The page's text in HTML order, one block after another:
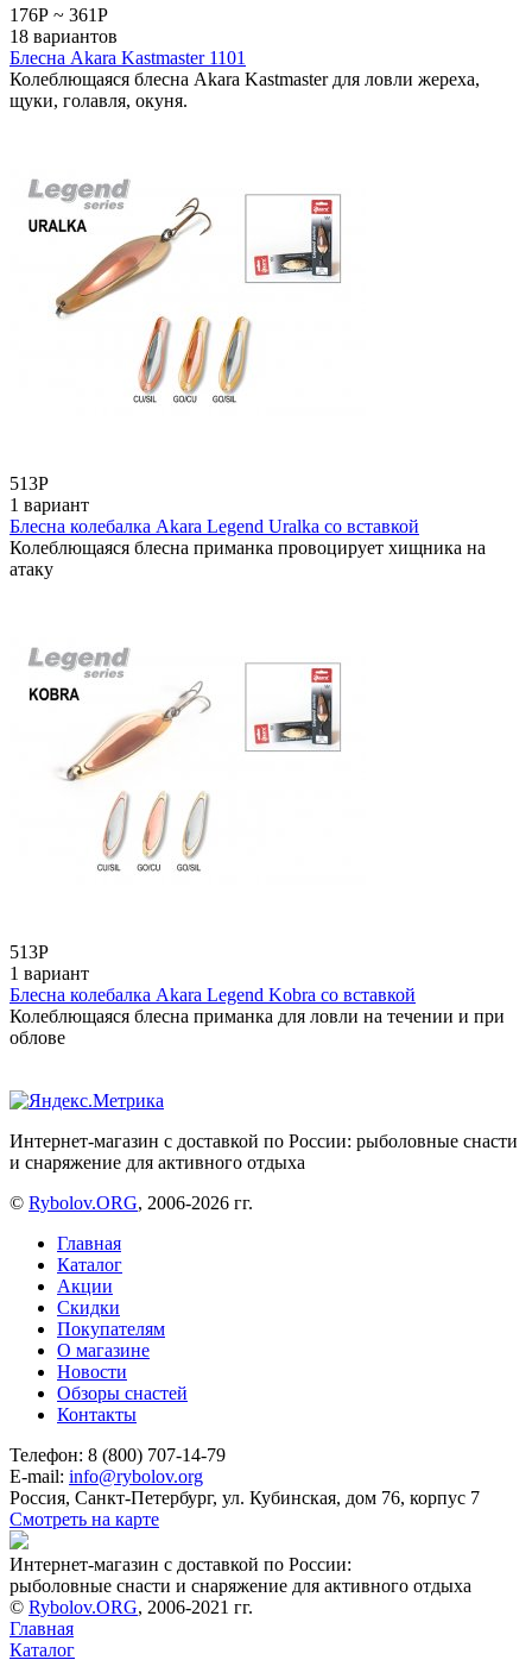
176Р ~ 361Р
18 вариантов
Блесна Akara Kastmaster 1101
Колеблющаяся блесна Akara Kastmaster для ловли жереха,
щуки, голавля, окуня.
513Р
1 вариант
Блесна колебалка Akara Legend Uralka со вставкой
Колеблющаяся блесна приманка провоцирует хищника на
атаку
513Р
1 вариант
Блесна колебалка Akara Legend Kobra со вставкой
Колеблющаяся блесна приманка для ловли на течении и при
облове
Интернет-магазин с доставкой по России: рыболовные снасти
и снаряжение для активного отдыха
© Rybolov.ORG, 2006-2026 гг.
Главная
Каталог
Акции
Скидки
Покупателям
О магазине
Новости
Обзоры снастей
Контакты
Телефон: 8 (800) 707-14-79
E-mail: info@rybolov.org
Россия, Санкт-Петербург, ул. Кубинская, дом 76, корпус 7
Смотреть на карте
Интернет-магазин с доставкой по России:
рыболовные снасти и снаряжение для активного отдыха
© Rybolov.ORG, 2006-2021 гг.
Главная
Каталог